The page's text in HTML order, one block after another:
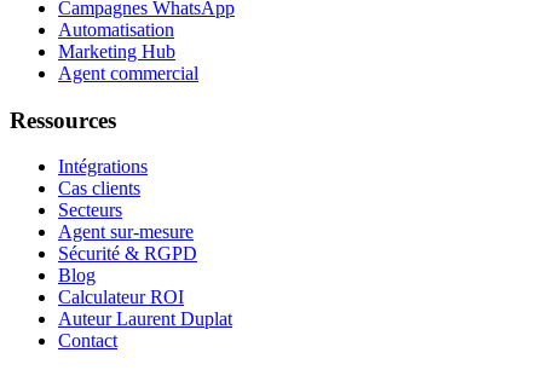
Campagnes WhatsApp
Automatisation
Marketing Hub
Agent commercial
Ressources
Intégrations
Cas clients
Secteurs
Agent sur-mesure
Sécurité & RGPD
Blog
Calculateur ROI
Auteur Laurent Duplat
Contact